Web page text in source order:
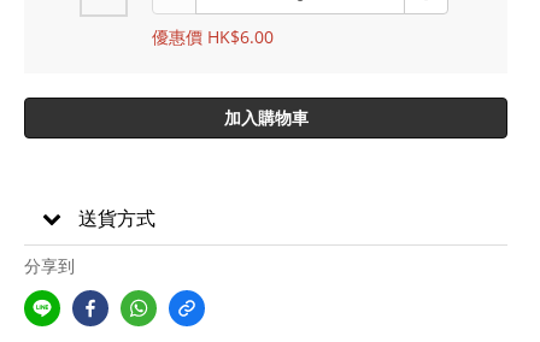
優惠價 HK$6.00
加入購物車
送貨方式
分享到